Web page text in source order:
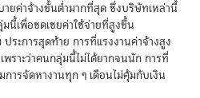
ยค่าจ้างขั้นต่ำมากที่สุด ซึ่งบริษัทเหล่านี้
นี้เพื่อชดเชยค่าใช้จ่ายที่สูงขึ้น
ระการสุดท้าย การที่แรงงานค่าจ้างสูง
พราะว่าคนกลุ่มนี้ไม่ได้ยากจนนัก การที่
การจัดหางานทุก ๆ เดือนไม่คุ้มกับเงิน